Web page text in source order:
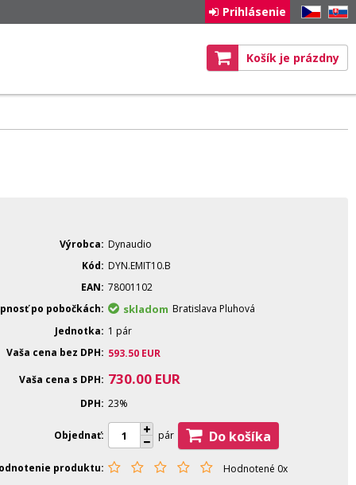
CZ SK
Prihlásenie
Košík je prázdny
Výrobca
Dynaudio
Kód
DYN.EMIT10.B
EAN 78001102
po pobočkách
skladom Bratislava Pluhová
Jednotka
1 pár
Vaša cena bez DPH
593.50 EUR
Vaša cena s DPH
730.00 EUR
DPH 23%
Objednať pár Do košíka
produktu Hodnotené 0x